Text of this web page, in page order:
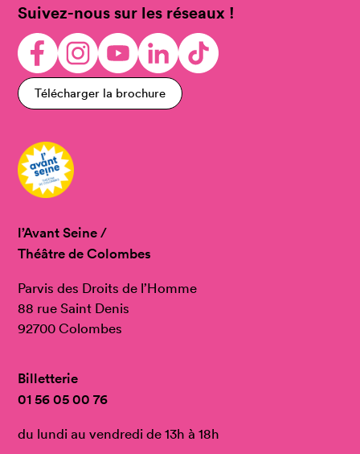
Suivez-nous sur les réseaux !
Télécharger la brochure
l’Avant Seine /
Théâtre de Colombes
Parvis des Droits de l’Homme
88 rue Saint Denis
92700 Colombes
Billetterie
01 56 05 00 76
du lundi au vendredi de 13h à 18h